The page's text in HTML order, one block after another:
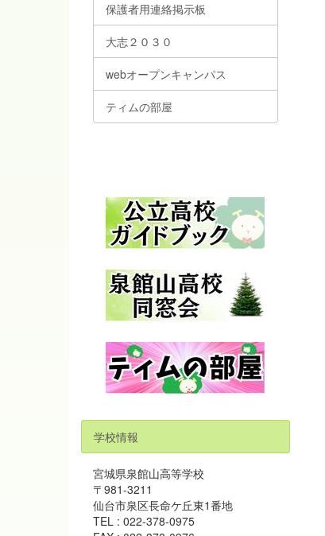
保護者用連絡掲示板
大志２０３０
webオープンキャンパス
ティムの部屋
学校情報
宮城県泉館山高等学校
〒981-3211
仙台市泉区長命ケ丘東1番地
TEL : 022-378-0975